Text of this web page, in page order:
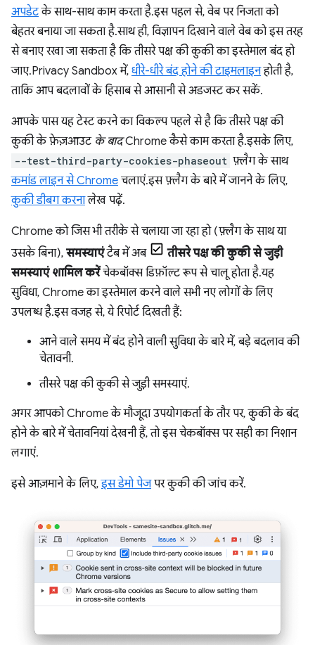
अपडेटके साथ-साथ काम करता है. इस पहल से, वेब पर निजता को
बेहतर बनाया जा सकता है. साथ ही, विज्ञापन दिखाने वाले वेब को इस तरह
से बनाए रखा जा सकता है कि तीसरे पक्ष की कुकी का इस्तेमाल बंद हो
जाए. Privacy Sandbox में, धीरे-धीरे बंद होने की टाइमलाइनहोती है,
ताकि आप बदलावों के हिसाब से आसानी से अडजस्ट कर सकें.
आपके पास यह टेस्ट करने का विकल्प पहले से है कि तीसरे पक्ष की
कुकी के फ़ेज़आउट के बादChrome कैसे काम करता है. इसके लिए,
--test-third-party-cookies-phaseout फ़्लैग के साथ
कमांड लाइन से Chrome चलाएं. इस फ़्लैग के बारे में जानने के लिए,
कुकी डीबग करनालेख पढ़ें.
Chrome को जिस भी तरीके से चलाया जा रहा हो (फ़्लैग के साथ या
उसके बिना), समस्याएंटैब में अब
तीसरे पक्ष की कुकी से जुड़ी
समस्याएं शामिल करेंचेकबॉक्स डिफ़ॉल्ट रूप से चालू होता है. यह
सुविधा, Chrome का इस्तेमाल करने वाले सभी नए लोगों के लिए
उपलब्ध है. इस वजह से, ये रिपोर्ट दिखती हैं:
आने वाले समय में बंद होने वाली सुविधा के बारे में, बड़े बदलाव की
चेतावनी.
तीसरे पक्ष की कुकी से जुड़ी समस्याएं.
अगर आपको Chrome के मौजूदा उपयोगकर्ता के तौर पर, कुकी के बंद
होने के बारे में चेतावनियां देखनी हैं, तो इस चेकबॉक्स पर सही का निशान
लगाएं.
इसे आज़माने के लिए,इस डेमो पेजपर कुकी की जांच करें.